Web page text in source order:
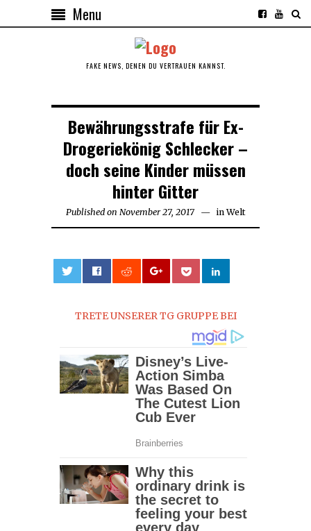
Menu
FAKE NEWS, DENEN DU VERTRAUEN KANNST.
Bewährungsstrafe für Ex-
Drogeriekönig Schlecker –
doch seine Kinder müssen
hinter Gitter
Published on November 27, 2017November
in Welt
TRETE UNSERER TG GRUPPE BEI